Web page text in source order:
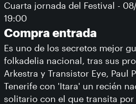
Cuarta jornada del Festival -
19:00
Compra entrada
Es uno de los secretos mejor
folkadelia nacional, tras sus
Arkestra y Transistor Eye, Paul
Tenerife con 'Itara' un recién
solitario con el que transita por